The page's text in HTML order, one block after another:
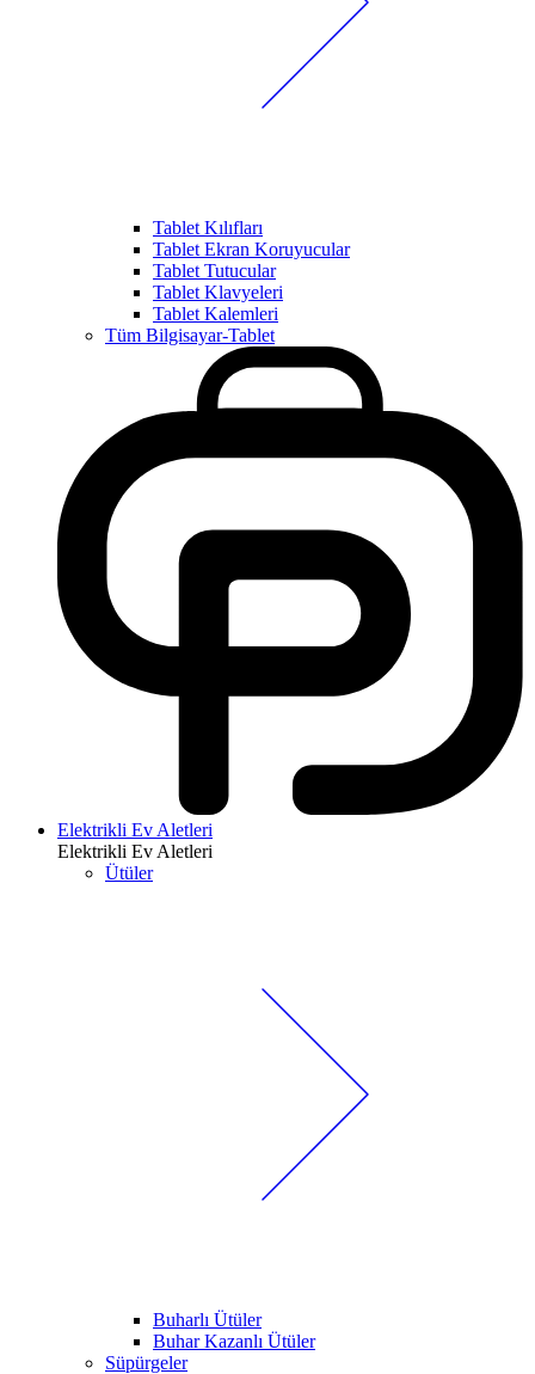
Tablet Kılıfları
Tablet Ekran Koruyucular
Tablet Tutucular
Tablet Klavyeleri
Tablet Kalemleri
Tüm Bilgisayar-Tablet
Elektrikli Ev Aletleri
Elektrikli Ev Aletleri
Ütüler
Buharlı Ütüler
Buhar Kazanlı Ütüler
Süpürgeler